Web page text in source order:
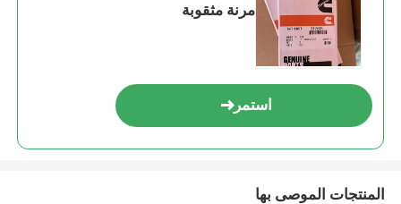
مرنة مثقوبة
استمر
المنتجات الموصى بها